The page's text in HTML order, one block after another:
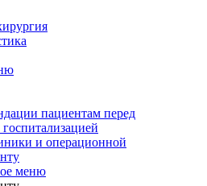
пациентам перед
и операционной
меню